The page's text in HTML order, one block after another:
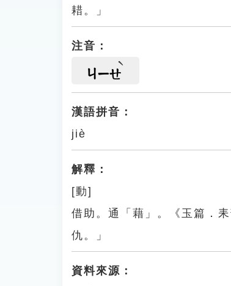
耤。」
注音：
ㄐㄧㄝ
漢語拼音：
jiè
解釋：
[動]
借助。通「藉」。《玉篇．
仇。」
資料來源：